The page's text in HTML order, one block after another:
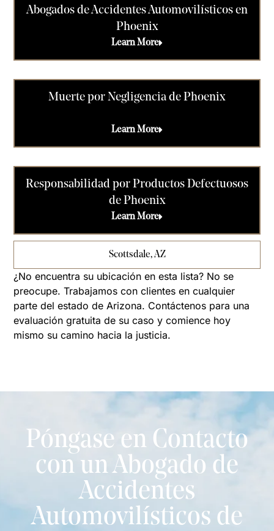
Scottsdale, AZ
Abogados de Accidentes Automovilísticos en
Phoenix
Learn More
Muerte por Negligencia de Phoenix
Learn More
Responsabilidad por Productos Defectuosos
de Phoenix
Learn More
¿No encuentra su ubicación en esta lista? No se
preocupe. Trabajamos con clientes en cualquier
parte del estado de Arizona. Contáctenos para una
evaluación gratuita de su caso y comience hoy
mismo su camino hacia la justicia.
Póngase en Contacto
con un Abogado de
Accidentes
Automovilísticos de